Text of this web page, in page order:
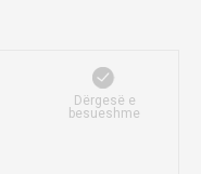
Dërgesë e
besueshme